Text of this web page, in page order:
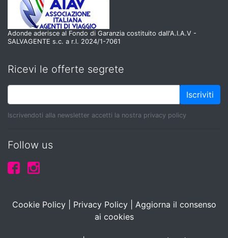
Adonde aderisce al Fondo di Garanzia costituito dall'A.I.A.V -
SALVAGENTE s.c. a r.l. 2024/1-7061
Ricevi le offerte segrete
Iscriviti
Iscrivendoti alla newsletter accetti la nostra privacy policy
Follow us
Cookie Policy| Privacy Policy| Aggiorna il consenso
ai cookies